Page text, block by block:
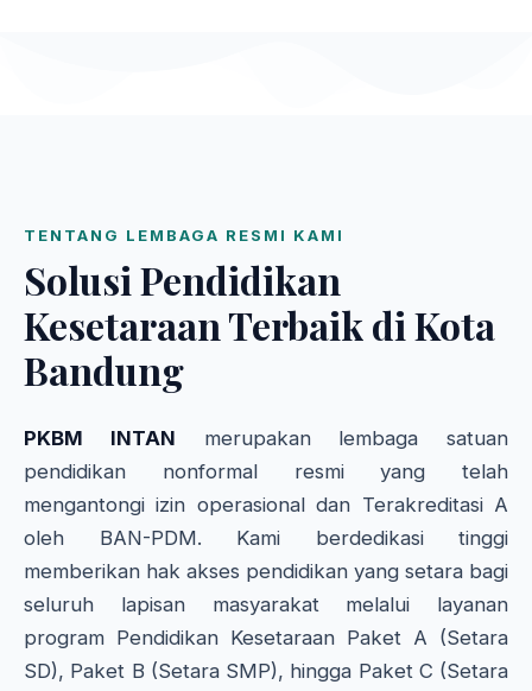
TENTANG LEMBAGA RESMI KAMI
Solusi Pendidikan
Kesetaraan Terbaik di Kota
Bandung
PKBM INTAN merupakan lembaga satuan
pendidikan nonformal resmi yang telah
mengantongi izin operasional dan Terakreditasi A
oleh BAN-PDM. Kami berdedikasi tinggi
memberikan hak akses pendidikan yang setara bagi
seluruh lapisan masyarakat melalui layanan
program Pendidikan Kesetaraan Paket A (Setara
SD), Paket B (Setara SMP), hingga Paket C (Setara